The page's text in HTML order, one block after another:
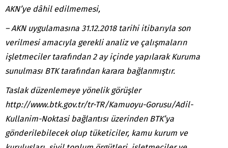
AKN’ye dâhil edilmemesi,
– AKN uygulamasına 31.12.2018 tarihi itibarıyla son
verilmesiamacıyla gerekli analiz ve çalışmaların
işletmeciler tarafından 2 ay içinde yapılarak Kuruma
sunulması BTK tarafından karara bağlanmıştır.
Taslak düzenlemeye yönelik görüşler
http://www.btk.gov.tr/tr-TR/Kamuoyu-Gorusu/Adil-
Kullanim-Noktasi bağlantısı üzerinden BTK’ya
gönderilebilecek olup tüketiciler, kamu kurum ve